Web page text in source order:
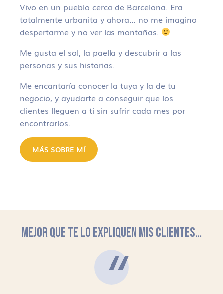
Vivo en un pueblo cerca de Barcelona. Era
totalmente urbanita y ahora… no me imagino
despertarme y no ver las montañas.
Me gusta el sol, la paella y descubrir a las
personas y sus historias.
Me encantaría conocer la tuya y la de tu
negocio, y ayudarte a conseguir que los
clientes lleguen a ti sin sufrir cada mes por
encontrarlos.
MÁS SOBRE MÍ
MEJOR QUE TE LO EXPLIQUEN MIS CLIENTES…